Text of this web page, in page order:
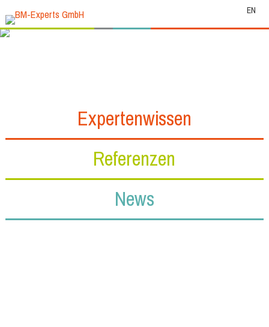
EN
Expertenwissen
Referenzen
News